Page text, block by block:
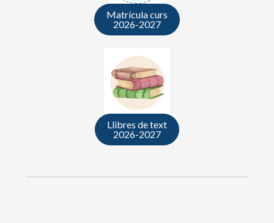
Matrícula curs
2026-2027
Llibres de text
2026-2027